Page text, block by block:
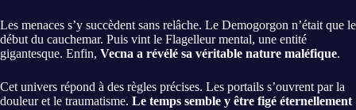
Les menaces s’y succèdent sans relâche. Le Demogorgon n’était que le
début du cauchemar. Puis vint le Flagelleur mental, une entité
gigantesque. Enfin, Vecna a révélé sa véritable nature maléfique.
Cet univers répond à des règles précises. Les portails s’ouvrent par la
douleur et le traumatisme. Le temps semble y être figé éternellement